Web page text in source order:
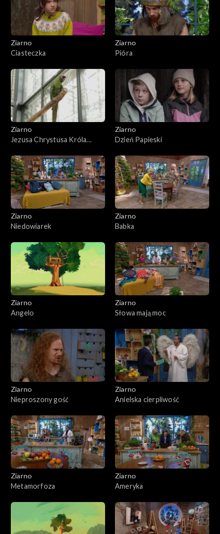
Ziarno
Ciasteczka
Ziarno
Pióra
Ziarno
Jezusa Chrystusa Króla
Ziarno
Dzień Papieski
Ziarno
Niedowiarek
Ziarno
Babka
Ziarno
Angelo
Ziarno
Słowa mają moc
Ziarno
Nieproszony gość
Ziarno
Anielska cierpliwość
Ziarno
Metamorfoza
Ziarno
Ameryka